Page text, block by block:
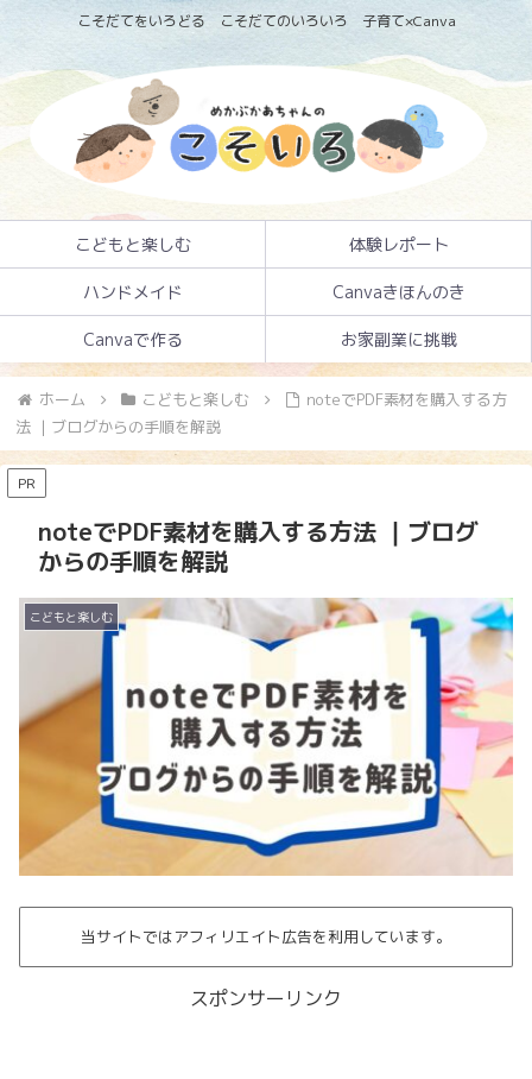
こそだてをいろどる こそだてのいろいろ 子育て×Canva
こどもと楽しむ 体験レポート
ハンドメイド Canvaきほんのき
Canvaで作る お家副業に挑戦
ホーム こどもと楽しむ
noteでPDF素材を購入する方
法 ｜ブログからの手順を解説
PR
noteでPDF素材を購入する方法 ｜ブログ
からの手順を解説
こどもと楽しむ
当サイトではアフィリエイト広告を利用しています。
スポンサーリンク